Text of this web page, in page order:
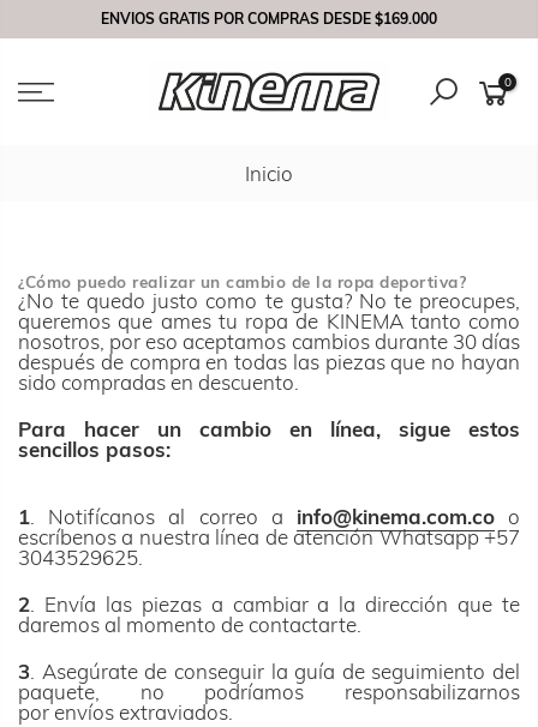
ENVIOS GRATIS POR COMPRAS DESDE $169.000
0
Inicio
¿Cómo puedo realizar un cambio de la ropa deportiva?
¿No te quedo justo como te gusta? No te preocupes,
queremos que ames tu ropa de KINEMA tanto como
nosotros, por eso aceptamos cambios durante 30 días
después de compra en todas las piezas que no hayan
sido compradas en descuento.
Para hacer un cambio en línea, sigue estos
sencillos pasos:
1 . Notifícanos al correo a info@kinema.com.coo
escríbenos a nuestra línea de atención Whatsapp +57
3043529625.
2. Envía las piezas a cambiar a la dirección que te
daremos al momento de contactarte.
3. Asegúrate de conseguir la guía de seguimiento del
paquete, no podríamos responsabilizarnos
por envíos extraviados.